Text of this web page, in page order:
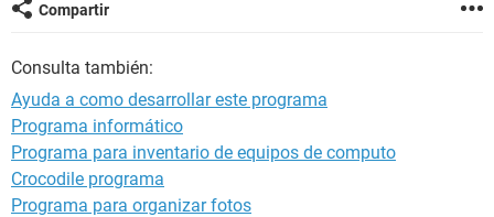
Compartir
Consulta también:
Ayuda a como desarrollar este programa
Programa informático
Programa para inventario de equipos de computo
Crocodile programa
Programa para organizar fotos